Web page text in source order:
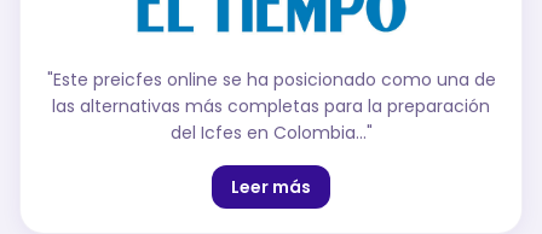
"Este preicfes online se ha posicionado como una de
las alternativas más completas para la preparación
del Icfes en Colombia..."
Leer más